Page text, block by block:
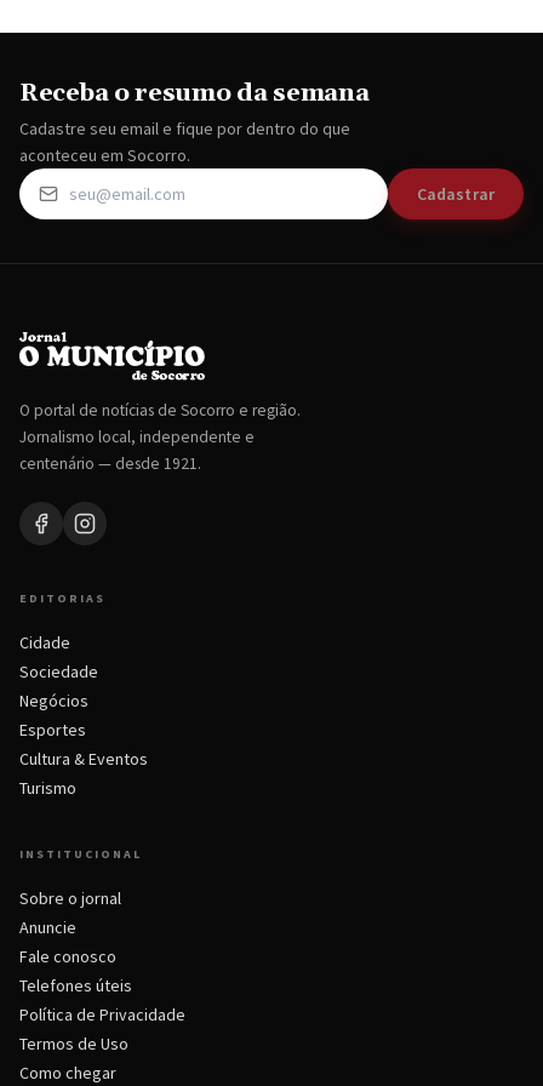
Receba o resumo da semana
Cadastre seu email e fique por dentro do que
aconteceu em Socorro.
Cadastrar
O portal de notícias de Socorro e região.
Jornalismo local, independente e
centenário — desde 1921.
EDITORIAS
Cidade
Sociedade
Negócios
Esportes
Cultura & Eventos
Turismo
INSTITUCIONAL
Sobre o jornal
Anuncie
Fale conosco
Telefones úteis
Política de Privacidade
Termos de Uso
Como chegar